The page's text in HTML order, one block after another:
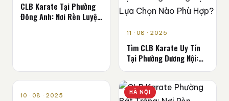
CLB Karate Tại Phường
Đông Anh: Nơi Rèn Luyện
11 · 08 · 2025
Tìm CLB Karate Uy Tín
Tại Phường Dương Nội:
HÀ NỘI
10 · 08 · 2025 HÀ NỘI